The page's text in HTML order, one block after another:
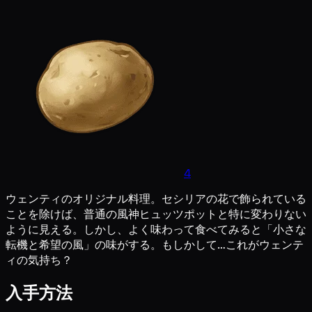
4
ウェンティのオリジナル料理。セシリアの花で飾られている
ことを除けば、普通の風神ヒュッツポットと特に変わりない
ように見える。しかし、よく味わって食べてみると「小さな
転機と希望の風」の味がする。もしかして…これがウェンテ
ィの気持ち？
入手方法